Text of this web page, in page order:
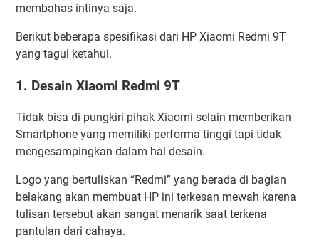
membahas intinya saja.
Berikut beberapa spesifikasi dari HP Xiaomi Redmi 9T
yang tagul ketahui.
1. Desain Xiaomi Redmi 9T
Tidak bisa di pungkiri pihak Xiaomi selain memberikan
Smartphone yang memiliki performa tinggi tapi tidak
mengesampingkan dalam hal desain.
Logo yang bertuliskan “Redmi” yang berada di bagian
belakang akan membuat HP ini terkesan mewah karena
tulisan tersebut akan sangat menarik saat terkena
pantulan dari cahaya.